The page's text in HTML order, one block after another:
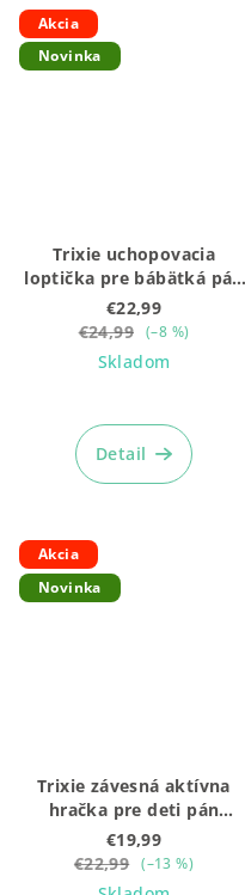
Akcia
Novinka
Trixie uchopovacia
loptička pre bábätká pán
dinosaurus
€22,99
€24,99 (–8 %)
Skladom
Detail
Akcia
Novinka
Trixie závesná aktívna
hračka pre deti pán
žralok
€19,99
€22,99 (–13 %)